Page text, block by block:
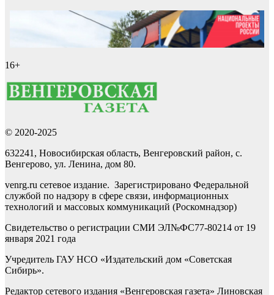
16+
© 2020-2025
632241, Новосибирская область, Венгеровский район, с.
Венгерово, ул. Ленина, дом 80.
venrg.ru сетевое издание. Зарегистрировано Федеральной
службой по надзору в сфере связи, информационных
технологий и массовых коммуникаций (Роскомнадзор)
Свидетельство о регистрации СМИ ЭЛ№ФС77-80214 от 19
января 2021 года
Учредитель ГАУ НСО «Издательский дом «Советская
Сибирь».
Редактор сетевого издания «Венгеровская газета» Линовская